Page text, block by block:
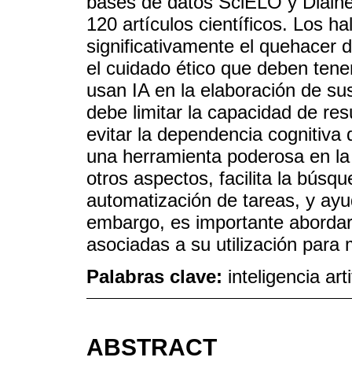
120 artículos científicos. Los
significativamente el quehacer
el cuidado ético que deben
usan IA en la elaboración de
debe limitar la capacidad de
evitar la dependencia cognitiva
una herramienta poderosa en
otros aspectos, facilita la
automatización de tareas, y
embargo, es importante
asociadas a su utilización para
Palabras clave: inteligencia
ABSTRACT